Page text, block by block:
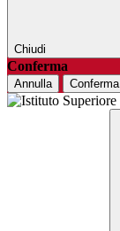
Chiudi
Conferma
Annulla Conferma